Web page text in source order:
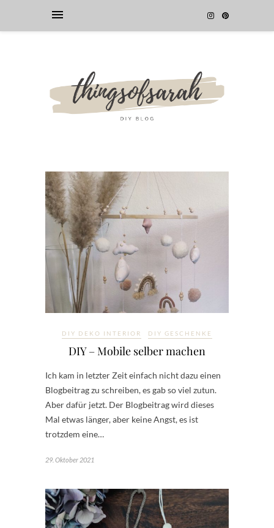
DIY DEKO INTERIOR DIY GESCHENKE
DIY – Mobile selber machen
Ich kam in letzter Zeit einfach nicht dazu einen
Blogbeitrag zu schreiben, es gab so viel zutun.
Aber dafür jetzt. Der Blogbeitrag wird dieses
Mal etwas länger, aber keine Angst, es ist
trotzdem eine…
29. Oktober 2021